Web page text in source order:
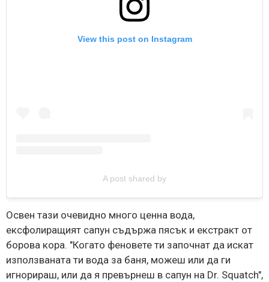
View this post on Instagram
A post shared by
Освен тази очевидно много ценна вода,
ексфолиращият сапун съдържа пясък и екстракт от
борова кора. "Когато феновете ти започнат да искат
използваната ти вода за баня, можеш или да ги
игнорираш, или да я превърнеш в сапун на Dr. Squatch",